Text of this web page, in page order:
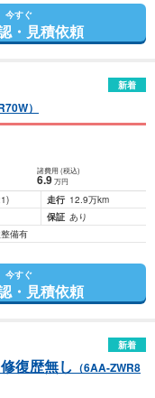
今すぐ
・見積依頼
新着
）
諸費用 (税込)
6.9 万円
走行 12.9万km
保証 あり
備有
今すぐ
・見積依頼
新着
復歴無し （6AA-ZWR8